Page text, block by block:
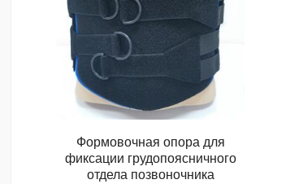
Формовочная опора для
фиксации грудопоясничного
отдела позвоночника